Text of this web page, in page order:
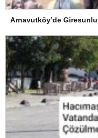
Arnavutköy’de